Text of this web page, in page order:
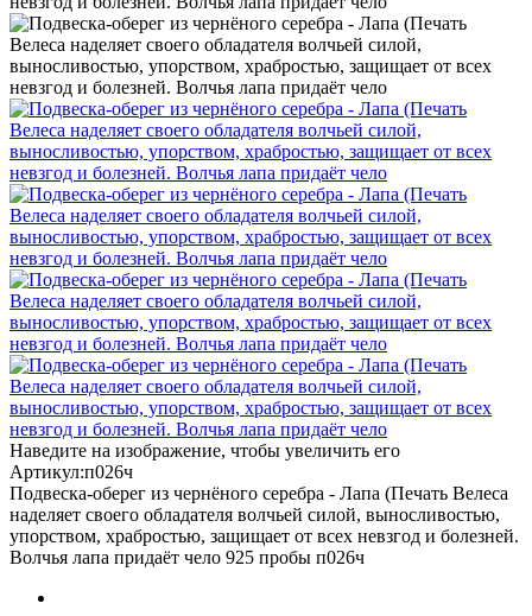
Наведите на изображение, чтобы увеличить его
Артикул:п026ч
Подвеска-оберег из чернёного серебра - Лапа (Печать Велеса
наделяет своего обладателя волчьей силой, выносливостью,
упорством, храбростью, защищает от всех невзгод и болезней.
Волчья лапа придаёт чело 925 пробы п026ч